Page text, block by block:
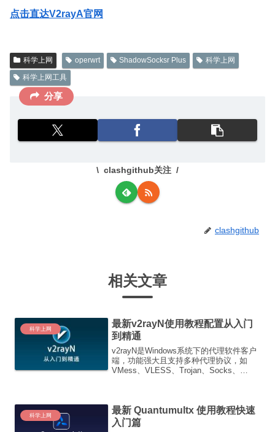
点击直达V2rayA官网
科学上网 operwrt ShadowSocksr Plus
科学上网
科学上网工具
分享
clashgithub关注
clashgithub
相关文章
科学上网
最新v2rayN使用教程配置从入门
到精通
v2rayN是Windows系统下的代理软件客户
端，功能强大且支持多种代理协议，如
VMess、VLESS、Trojan、Socks、
科学上网
最新 Quantumultx 使用教程快速
入门篇